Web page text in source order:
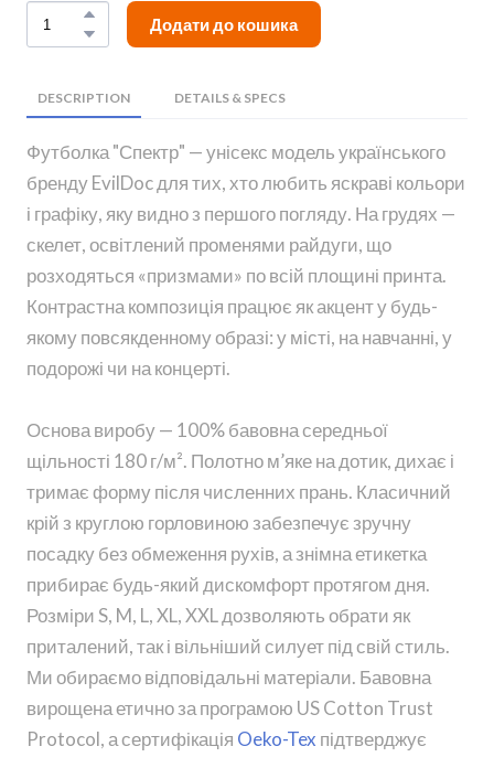
Додати до кошика
DESCRIPTION DETAILS & SPECS
Футболка "Спектр" — унісекс модель українського
бренду EvilDoc для тих, хто любить яскраві кольори
і графіку, яку видно з першого погляду. На грудях —
скелет, освітлений променями райдуги, що
розходяться «призмами» по всій площині принта.
Контрастна композиція працює як акцент у будь-
якому повсякденному образі: у місті, на навчанні, у
подорожі чи на концерті.
Основа виробу — 100% бавовна середньої
щільності 180 г/м². Полотно м’яке на дотик, дихає і
тримає форму після численних прань. Класичний
крій з круглою горловиною забезпечує зручну
посадку без обмеження рухів, а знімна етикетка
прибирає будь-який дискомфорт протягом дня.
Розміри S, M, L, XL, XXL дозволяють обрати як
приталений, так і вільніший силует під свій стиль.
Ми обираємо відповідальні матеріали. Бавовна
вирощена етично за програмою US Cotton Trust
Protocol, а сертифікація Oeko-Tex підтверджує